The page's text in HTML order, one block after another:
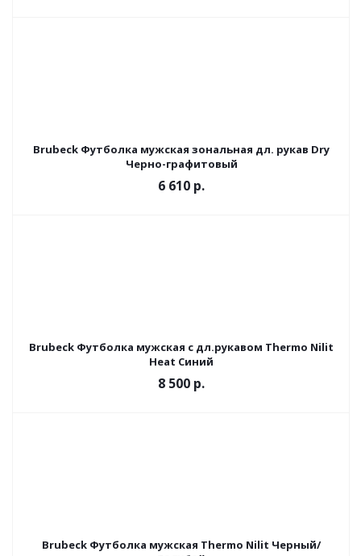
Brubeck Футболка мужская зональная дл. рукав Dry
Черно-графитовый
6 610 р.
Brubeck Футболка мужская с дл.рукавом Thermo Nilit
Heat Синий
8 500 р.
Brubeck Футболка мужская Thermo Nilit Черный/